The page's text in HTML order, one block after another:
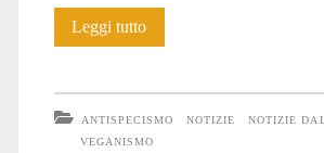
Leggi tuttoLa
Tamera
ANTISPECISMO NOTIZIE
NOTIZIE
VEGANISMO